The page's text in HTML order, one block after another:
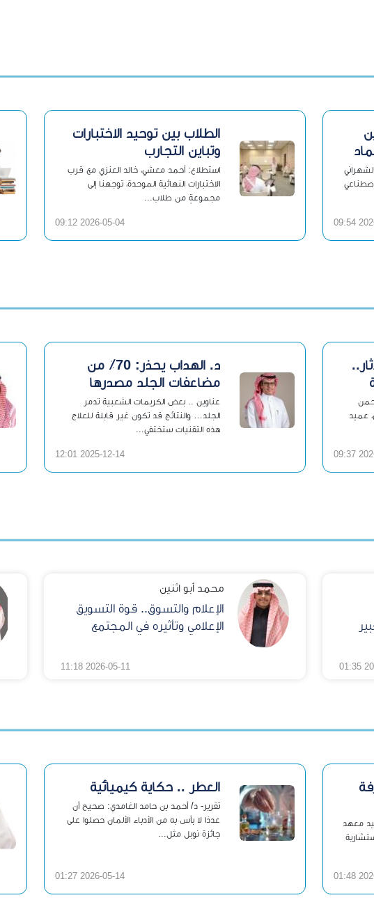
الطلاب بين توحيد الاختبارات
وتباين التجارب
استطلاع: أحمد معشي، خالد العنزي مع قرب
الاختبارات النهائية الموحدة، توجهنا إلى
مجموعةٍ من طلاب...
2026-05-04 09:12
عميد
د. الهداب يحذر: 70٪ من
مضاعفات الجلد مصدرها
التشخيص الذاتي عبر الإنترنت!
عناوين .. بعض الكريمات الشعبية تدمر
الجلد… والنتائج قد تكون غير قابلة للعلاج
هذه التقنيات ستختفي...
2025-12-14 12:01
محمد أبو اثنين
الإعلام والتسوق.. قوة التسويق
الإعلامي وتأثيره في المجتمع
2026-05-11 11:18
معهد
العطر .. حكاية كيميائية
تقرير- د/ أحمد بن حامد الغامدي: صحيح أن
عددًا لا بأس به من الأدباء الألمان حصلوا على
جائزة نوبل مثل...
2026-05-14 01:27